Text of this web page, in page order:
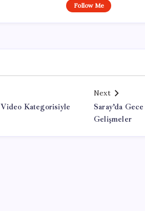
Follow Me
Kategorisiyle
Next
Saray’da
Gelişmeler